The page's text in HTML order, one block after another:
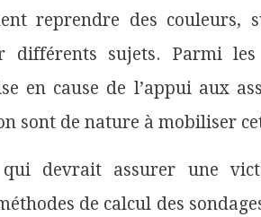
reprendre des couleurs,
différents sujets. Parmi
en cause de l’appui aux
sont de nature à mobiliser
devrait assurer une
de calcul des